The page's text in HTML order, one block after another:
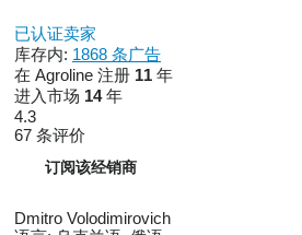
Without automatic steering system
Standard air filter for cab
Hydraulic Powershuttle lever with "Sense
Clutch" (adjustable response)
Without cooling box
Cab with fixed front window
Removable PTO shaft
Without specialization
已认证卖家
库存内: 1868 条广告
在 Agroline 注册 11 年
进入市场 14年
4.3
67 条评价
订阅该经销商
Dmitro Volodimirovich